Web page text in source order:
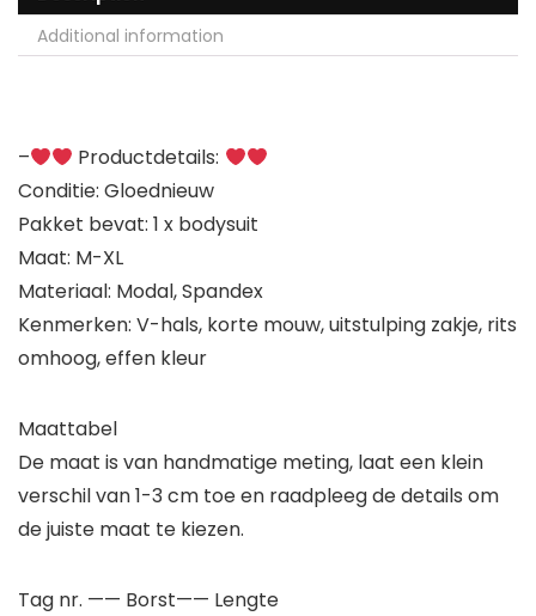
Additional information
–
Productdetails:
Conditie: Gloednieuw
Pakket bevat: 1 x bodysuit
Maat: M-XL
Materiaal: Modal, Spandex
Kenmerken: V-hals, korte mouw, uitstulping zakje, rits
omhoog, effen kleur
Maattabel
De maat is van handmatige meting, laat een klein
verschil van 1-3 cm toe en raadpleeg de details om
de juiste maat te kiezen.
Tag nr. —— Borst—— Lengte